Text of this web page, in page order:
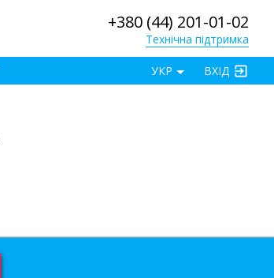
+380 (44) 201-01-02
Технічна підтримка
ВХІД
УКР